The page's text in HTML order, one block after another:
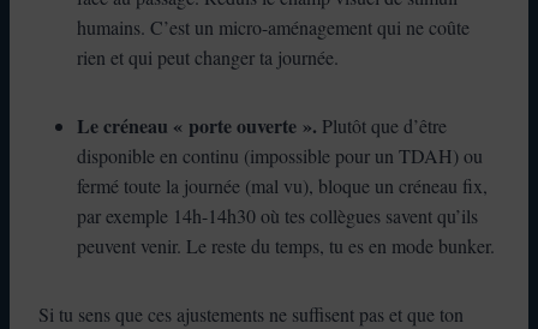
humains. C’est un micro-aménagement qui ne coûte
rien et qui peut changer ta journée.
Le créneau « porte ouverte ». Plutôt que d’être
disponible en continu (impossible pour un TDAH) ou
fermé toute la journée (mal vu), bloque un créneau fix,
par exemple 14h-14h30 où tes collègues savent qu’ils
peuvent venir. Le reste du temps, tu es en mode bunker.
Si tu sens que ces ajustements ne suffisent pas et que ton